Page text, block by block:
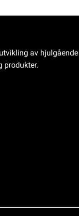
av
produkter.